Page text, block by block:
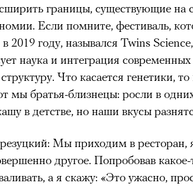
границы, существующие на
Если помните, фестиваль,
2019 году, назывался Twins
наука и интеграция современных
Что касается генетики,
мы братья-близнецы: росли в
в детстве, но наши вкусы
Мы приходим в ресторан,
другое. Попробовав
а я скажу: «Это ужасно,